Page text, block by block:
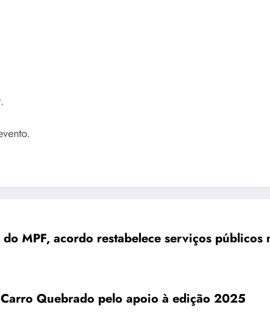
MPF, acordo restabelece serviços públicos
Quebrado pelo apoio à edição 2025